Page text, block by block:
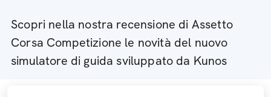
Scopri nella nostra recensione di Assetto
Corsa Competizione le novità del nuovo
simulatore di guida sviluppato da Kunos